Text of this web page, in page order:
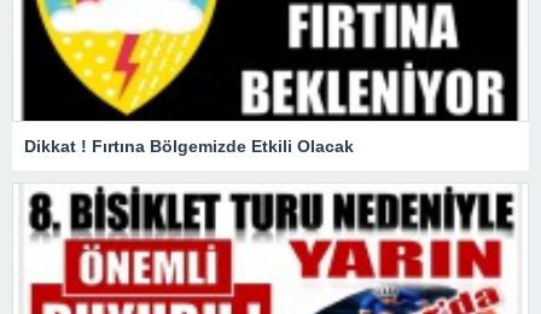
Dikkat ! Fırtına Bölgemizde Etkili Olacak